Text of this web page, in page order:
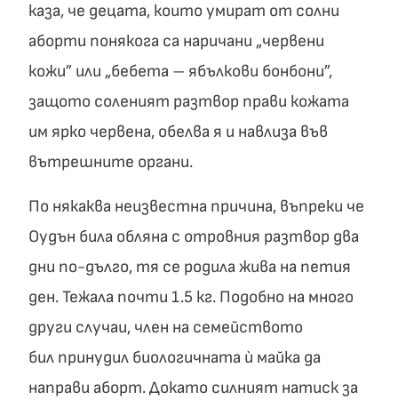
каза, че децата, които умират от солни
аборти понякога са наричани „червени
кожи” или „бебета – ябълкови бонбони”,
защото соленият разтвор прави кожата
им ярко червена, обелва я и навлиза във
вътрешните органи.
По някаква неизвестна причина, въпреки че
Оудън била обляна с отровния разтвор два
дни по-дълго, тя се родила жива на петия
ден. Тежала почти 1.5 кг. Подобно на много
други случаи, член на семейството
бил принудил биологичната ѝ майка да
направи аборт. Докато силният натиск за